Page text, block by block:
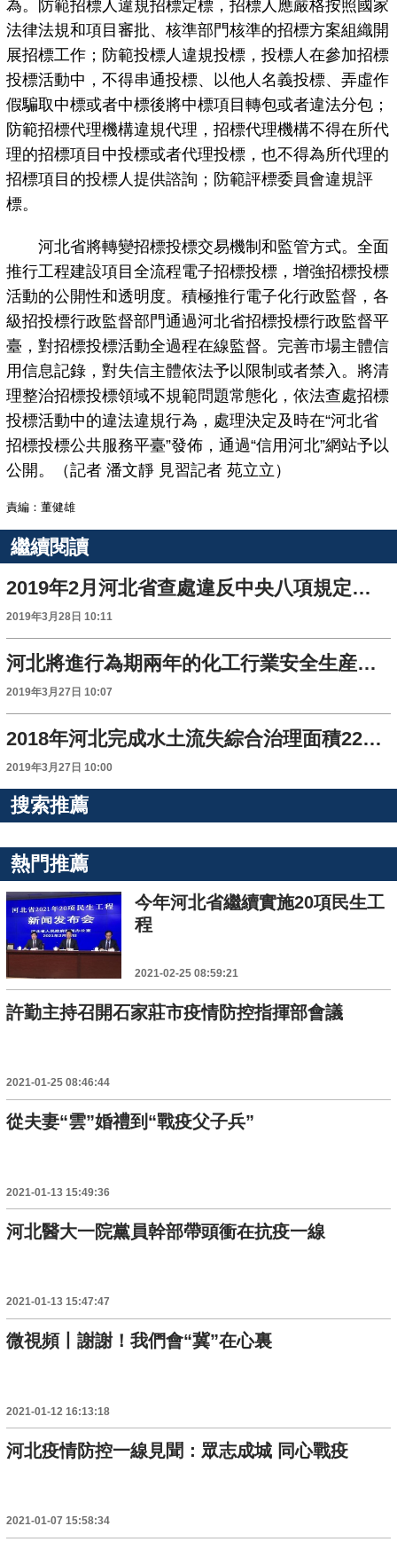
為。防範招標人違規招標定標，招標人應嚴格按照國家
法律法規和項目審批、核準部門核準的招標方案組織開
展招標工作；防範投標人違規投標，投標人在參加招標
投標活動中，不得串通投標、以他人名義投標、弄虛作
假騙取中標或者中標後將中標項目轉包或者違法分包；
防範招標代理機構違規代理，招標代理機構不得在所代
理的招標項目中投標或者代理投標，也不得為所代理的
招標項目的投標人提供諮詢；防範評標委員會違規評
標。
河北省將轉變招標投標交易機制和監管方式。全面
推行工程建設項目全流程電子招標投標，增強招標投標
活動的公開性和透明度。積極推行電子化行政監督，各
級招投標行政監督部門通過河北省招標投標行政監督平
臺，對招標投標活動全過程在線監督。完善市場主體信
用信息記錄，對失信主體依法予以限制或者禁入。將清
理整治招標投標領域不規範問題常態化，依法查處招標
投標活動中的違法違規行為，處理決定及時在“河北省
招標投標公共服務平臺”發佈，通過“信用河北”網站予以
公開。（記者 潘文靜 見習記者 苑立立）
責編：董健雄
繼續閱讀
2019年2月河北省查處違反中央八項規定精神問題132件
2019年3月28日 10:11
河北將進行為期兩年的化工行業安全生産整治攻堅行動 涉及全省所有化工園區
2019年3月27日 10:07
2018年河北完成水土流失綜合治理面積2235平方公里
2019年3月27日 10:00
搜索推薦
熱門推薦
今年河北省繼續實施20項民生工
程
2021-02-25 08:59:21
許勤主持召開石家莊市疫情防控指揮部會議
2021-01-25 08:46:44
從夫妻“雲”婚禮到“戰疫父子兵”
2021-01-13 15:49:36
河北醫大一院黨員幹部帶頭衝在抗疫一線
2021-01-13 15:47:47
微視頻丨謝謝！我們會“冀”在心裏
2021-01-12 16:13:18
河北疫情防控一線見聞：眾志成城 同心戰疫
2021-01-07 15:58:34